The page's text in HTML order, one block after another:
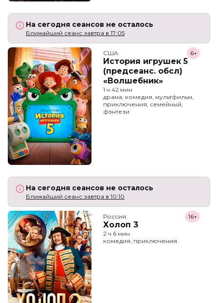
На сегодня сеансов не осталось
Ближайший сеанс завтра в 17:05
США
История игрушек 5
(предсеанс. обсл)
«Волшебник»
6+
1 ч 42 мин
драма, комедия, мультфильм,
приключения, семейный,
фэнтези
На сегодня сеансов не осталось
Ближайший сеанс завтра в 10:10
Россия
Холоп 3
16+
2 ч 6 мин
комедия, приключения